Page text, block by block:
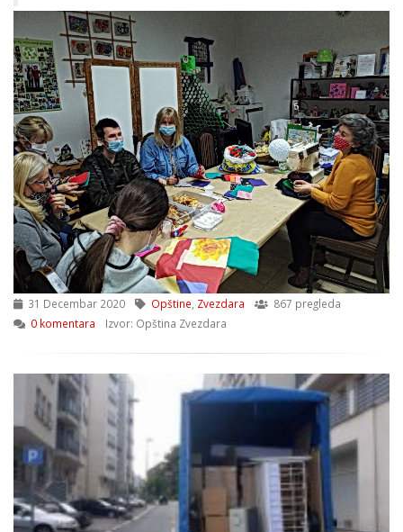
31 Decembar 2020 Opštine Zvezdara
867 pregleda
0 komentara
Izvor: Opština Zvezdara